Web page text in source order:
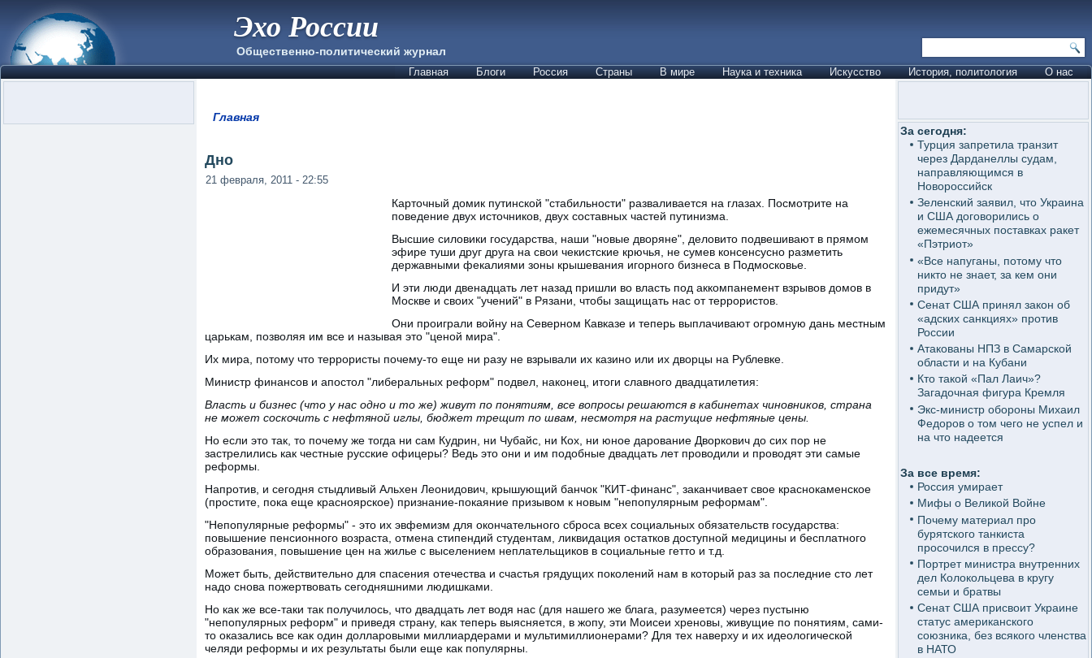
Эхо России
Общественно-политический журнал
Главная Блоги Россия Страны В мире Наука и техника Искусство История, политология О нас
Главная
Дно
21 февраля, 2011 - 22:55
Карточный домик путинской "стабильности" разваливается на глазах. Посмотрите на
поведение двух источников, двух составных частей путинизма.
Высшие силовики государства, наши "новые дворяне", деловито подвешивают в прямом
эфире туши друг друга на свои чекистские крючья, не сумев консенсусно разметить
державными фекалиями зоны крышевания игорного бизнеса в Подмосковье.
И эти люди двенадцать лет назад пришли во власть под аккомпанемент взрывов домов в
Москве и своих "учений" в Рязани, чтобы защищать нас от террористов.
Они проиграли войну на Северном Кавказе и теперь выплачивают огромную дань местным
царькам, позволяя им все и называя это "ценой мира".
Их мира, потому что террористы почему-то еще ни разу не взрывали их казино или их дворцы на Рублевке.
Министр финансов и апостол "либеральных реформ" подвел, наконец, итоги славного двадцатилетия:
Власть и бизнес (что у нас одно и то же) живут по понятиям, все вопросы решаются в кабинетах чиновников, страна
не может соскочить с нефтяной иглы, бюджет трещит по швам, несмотря на растущие нефтяные цены.
Но если это так, то почему же тогда ни сам Кудрин, ни Чубайс, ни Кох, ни юное дарование Дворкович до сих пор не
застрелились как честные русские офицеры? Ведь это они и им подобные двадцать лет проводили и проводят эти самые
реформы.
Напротив, и сегодня стыдливый Альхен Леонидович, крышующий банчок "КИТ-финанс", заканчивает свое краснокаменское
(простите, пока еще красноярское) признание-покаяние призывом к новым "непопулярным реформам".
"Непопулярные реформы" - это их эвфемизм для окончательного сброса всех социальных обязательств государства:
повышение пенсионного возраста, отмена стипендий студентам, ликвидация остатков доступной медицины и бесплатного
образования, повышение цен на жилье с выселением неплательщиков в социальные гетто и т.д.
Может быть, действительно для спасения отечества и счастья грядущих поколений нам в который раз за последние сто лет
надо снова пожертвовать сегодняшними людишками.
Но как же все-таки так получилось, что двадцать лет водя нас (для нашего же блага, разумеется) через пустыню
"непопулярных реформ" и приведя страну, как теперь выясняется, в жопу, эти Моисеи хреновы, живущие по понятиям, сами-
то оказались все как один долларовыми миллиардерами и мультимиллионерами? Для тех наверху и их идеологической
челяди реформы и их результаты были еще как популярны.
За сегодня:
Турция запретила транзит
через Дарданеллы судам,
направляющимся в
Новороссийск
Зеленский заявил, что Украина
и США договорились о
ежемесячных поставках ракет
«Пэтриот»
«Все напуганы, потому что
никто не знает, за кем они
придут»
Сенат США принял закон об
«адских санкциях» против
России
Атакованы НПЗ в Самарской
области и на Кубани
Кто такой «Пал Лаич»?
Загадочная фигура Кремля
Экс-министр обороны Михаил
Федоров о том чего не успел и
на что надеется
За все время:
Россия умирает
Мифы о Великой Войне
Почему материал про
бурятского танкиста
просочился в прессу?
Портрет министра внутренних
дел Колокольцева в кругу
семьи и братвы
Сенат США присвоит Украине
статус американского
союзника, без всякого членства
в НАТО